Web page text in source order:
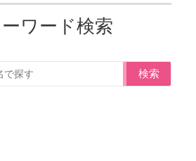
ワード検索
検索